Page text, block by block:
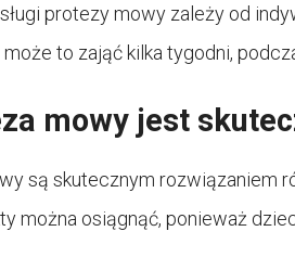
protezy mowy zależy od
to zająć kilka tygodni,
mowy jest
są skutecznym rozwiązaniem
można osiągnąć, ponieważ